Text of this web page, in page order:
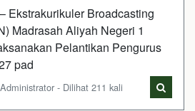
Ekstrakurikuler Broadcasting
Madrasah Aliyah Negeri 1
Pelantikan Pengurus
pad
- Dilihat 211 kali